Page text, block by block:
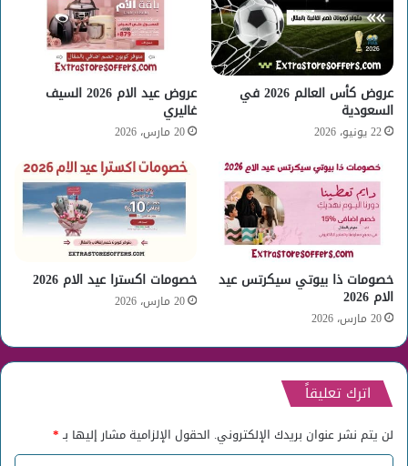
عروض كأس العالم 2026 في
السعودية
22 يونيو، 2026
عروض عيد الام 2026 السيف
غاليري
20 مارس، 2026
خصومات ذا بيوتي سيكرتس عيد
الام 2026
20 مارس، 2026
خصومات اكسترا عيد الام 2026
20 مارس، 2026
اترك تعليقاً
لن يتم نشر عنوان بريدك الإلكتروني. الحقول الإلزامية مشار إليها بـ*